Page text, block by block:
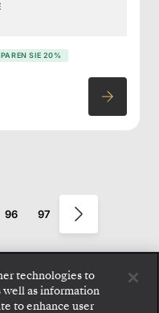
SIE 20%
96 97
technologies to
as information
to enhance user